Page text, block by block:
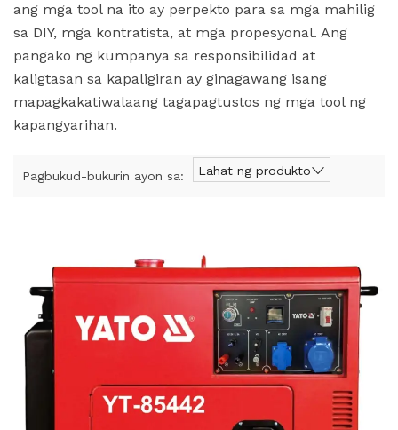
ang mga tool na ito ay perpekto para sa mga mahilig
sa DIY, mga kontratista, at mga propesyonal. Ang
pangako ng kumpanya sa responsibilidad at
kaligtasan sa kapaligiran ay ginagawang isang
mapagkakatiwalaang tagapagtustos ng mga tool ng
kapangyarihan.
Pagbukud-bukurin ayon sa: Lahat ng produkto